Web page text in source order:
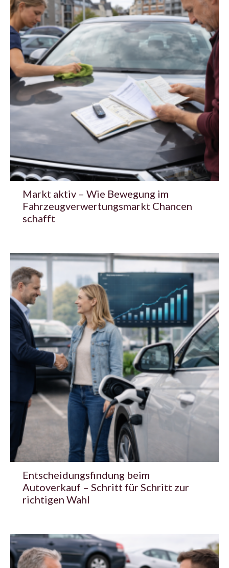
Markt aktiv – Wie Bewegung im
Fahrzeugverwertungsmarkt Chancen
schafft
Entscheidungsfindung beim
Autoverkauf – Schritt für Schritt zur
richtigen Wahl